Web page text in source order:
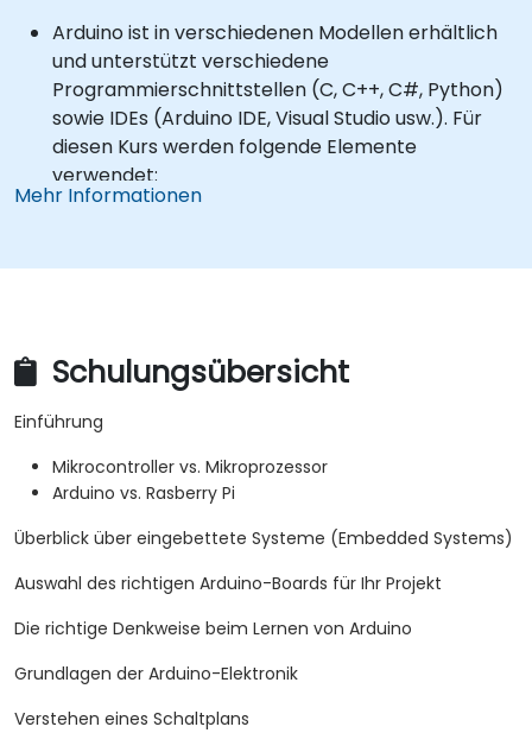
Arduino ist in verschiedenen Modellen erhältlich
und unterstützt verschiedene
Programmierschnittstellen (C, C++, C#, Python)
sowie IDEs (Arduino IDE, Visual Studio usw.). Für
diesen Kurs werden folgende Elemente
verwendet:
Arduino Uno Board
Hardware-Kits können bei Anbietern wie dem
https://store.arduino.cc/products/arduino-
starter-kit-multi-language
Falls Sie ein anderes Setup wünschen,
Mehr Informationen
Schulungsübersicht
Einführung
Mikrocontroller vs. Mikroprozessor
Arduino vs. Rasberry Pi
Überblick über eingebettete Systeme (Embedded Systems)
Auswahl des richtigen Arduino-Boards für Ihr Projekt
Die richtige Denkweise beim Lernen von Arduino
Grundlagen der Arduino-Elektronik
Verstehen eines Schaltplans